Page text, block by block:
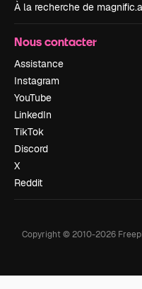
À la recherche de
Nous contacter
Assistance
Instagram
YouTube
LinkedIn
TikTok
Discord
X
Reddit
Copyright © 2010-2026